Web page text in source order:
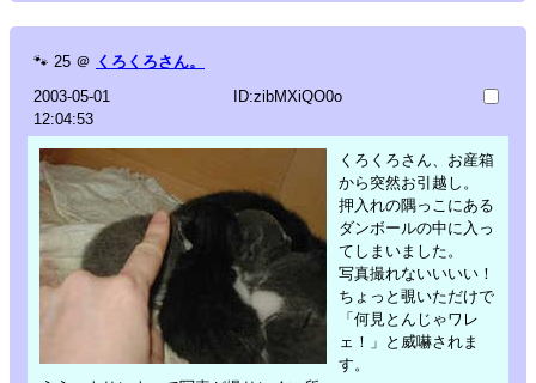
🐾 25 ＠ くろくろさん。
2003-05-01
12:04:53
ID:zibMXiQO0o
くろくろさん、お産箱
から突然お引越し。
押入れの隅っこにある
ダンボールの中に入っ
てしまいました。
写真撮れないいいい！
ちょっと覗いただけで
「何見とんじゃワレ
ェ！」と威嚇されま
す。